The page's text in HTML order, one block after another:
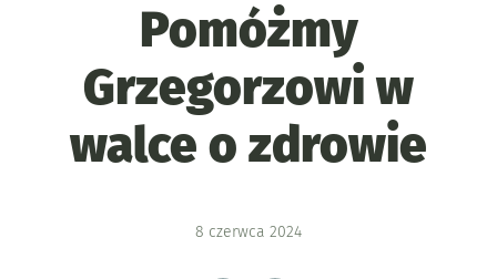
Pomóżmy
Grzegorzowi w
walce o zdrowie
8 czerwca 2024